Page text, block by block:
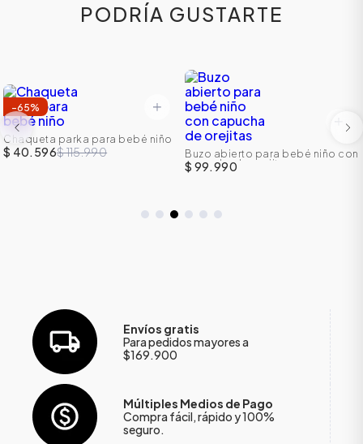
PODRÍA GUSTARTE
-65%
Chaqueta parka para bebé niño
$ 40.596$ 115.990
Buzo abierto para bebé niño con
capucha de orejitas
$ 99.990
Envíos gratis
Para pedidos mayores a
$169.900
Múltiples Medios de Pago
Compra fácil, rápido y 100%
seguro.